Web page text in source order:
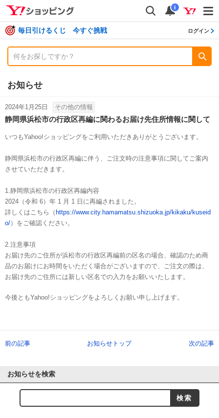
検索
通知
i
毎日引けるくじ 今すぐ挑戦 ログイン
お知らせ
2024年1月25日 その他の情報
静岡県浜松市の行政区再編に関わるお届け先住所情報に関して
いつもYahoo!ショッピングをご利用いただきありがとうございます。
静岡県浜松市の行政区再編に伴う、ご注文時の注意事項に関してご案内
させていただきます。
1.静岡県浜松市の行政区再編内容
2024（令和 6）年 1 月 1 日に再編されました。
詳しくはこちら（ https://www.city.hamamatsu.shizuoka.jp/kikaku/kuseid
o/）をご確認ください。
2.注意事項
お届け先のご住所が浜松市の行政区再編前の区名の場合、確認のため商
品のお届けにお時間をいただく場合がございますので、ご注文の際は、
お届け先のご住所には新しい区名での入力をお願いいたします。
今後ともYahoo!ショッピングをよろしくお願い申し上げます。
前の記事 お知らせトップ 次の記事
お知らせを検索